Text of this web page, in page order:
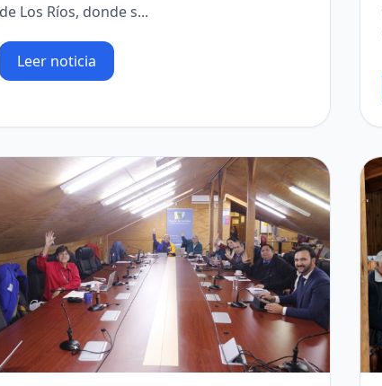
de Los Ríos, donde s...
Leer noticia